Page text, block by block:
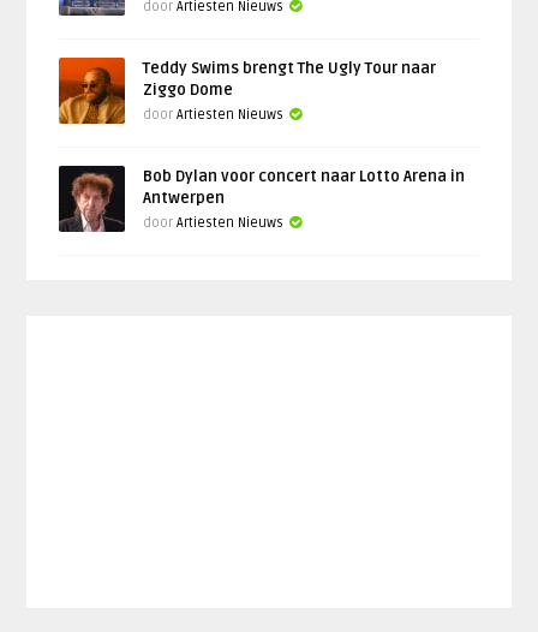
doorArtiesten Nieuws
Teddy Swims brengt The Ugly Tour naar
Ziggo Dome
doorArtiesten Nieuws
Bob Dylan voor concert naar Lotto Arena in
Antwerpen
doorArtiesten Nieuws